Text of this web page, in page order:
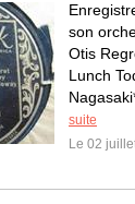
son
Otis
Lunch
suite
Le 02